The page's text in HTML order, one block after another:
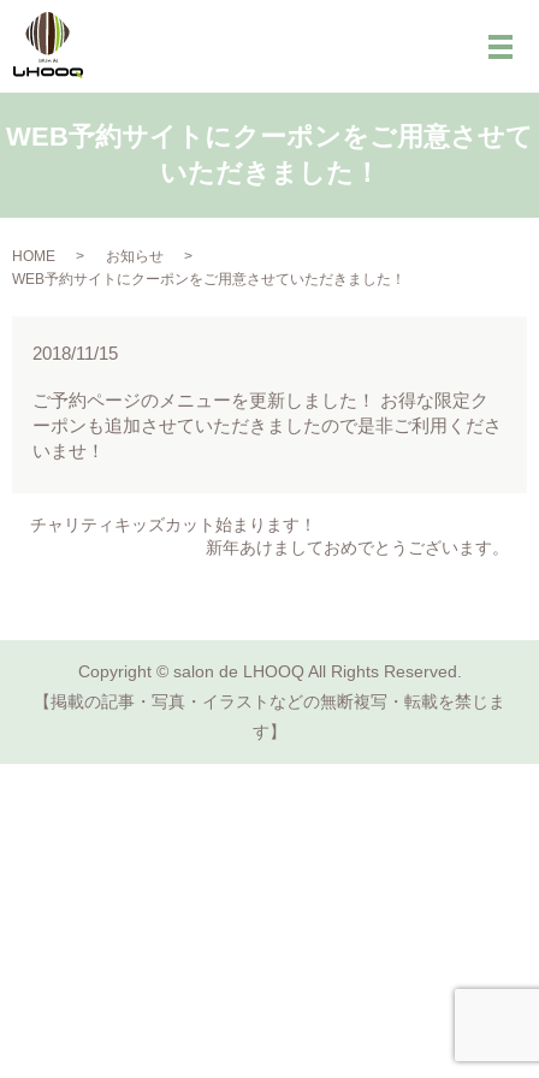
メ
WEB予約サイトにクーポンをご用意させて
いただきました！
HOME
お知らせ
WEB予約サイトにクーポンをご用意させていただきました！
2018/11/15
ご予約ページのメニューを更新しました！ お得な限定ク
ーポンも追加させていただきましたので是非ご利用くださ
いませ！
チャリティキッズカット始まります！
新年あけましておめでとうございます。
Copyright © salon de LHOOQ All Rights Reserved.
【掲載の記事・写真・イラストなどの無断複写・転載を禁じま
す】